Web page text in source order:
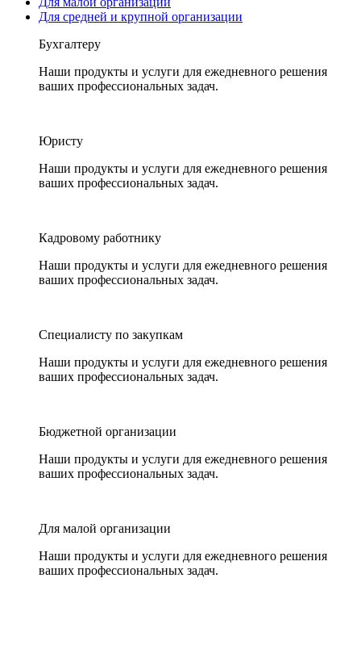
Для средней и крупной организации
Бухгалтеру
Наши продукты и услуги для ежедневного решения
ваших профессиональных задач.
Юристу
Наши продукты и услуги для ежедневного решения
ваших профессиональных задач.
Кадровому работнику
Наши продукты и услуги для ежедневного решения
ваших профессиональных задач.
Специалисту по закупкам
Наши продукты и услуги для ежедневного решения
ваших профессиональных задач.
Бюджетной организации
Наши продукты и услуги для ежедневного решения
ваших профессиональных задач.
Для малой организации
Наши продукты и услуги для ежедневного решения
ваших профессиональных задач.